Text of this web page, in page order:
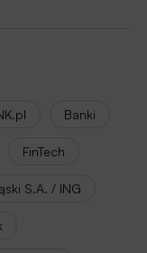
Banki
FinTech
S.A. / ING